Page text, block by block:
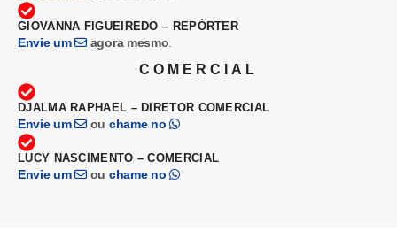
GIOVANNA FIGUEIREDO – REPÓRTER
Envie um agora mesmo
COMERCIAL
DJALMA RAPHAEL – DIRETOR COMERCIAL
Envie um ou chame no
LUCY NASCIMENTO – COMERCIAL
Envie um ou chame no